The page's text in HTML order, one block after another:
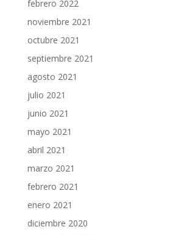
febrero 2022
noviembre 2021
octubre 2021
septiembre 2021
agosto 2021
julio 2021
junio 2021
mayo 2021
abril 2021
marzo 2021
febrero 2021
enero 2021
diciembre 2020